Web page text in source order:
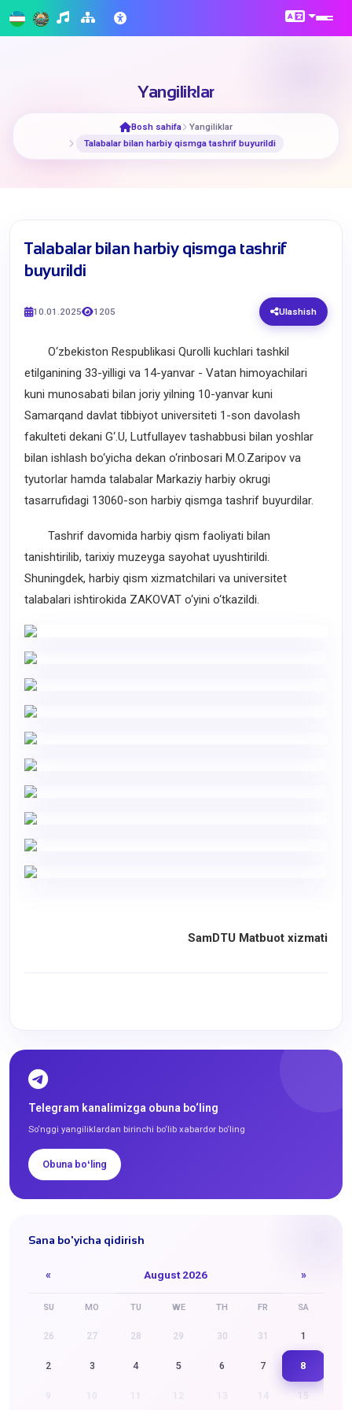
Yangiliklar
Bosh sahifa
Yangiliklar
​Talabalar bilan harbiy qismga tashrif buyurildi
​Talabalar bilan harbiy qismga tashrif
buyurildi
10.01.2025 1205 Ulashish
O‘zbekiston Respublikasi Qurolli kuchlari tashkil
etilganining 33-yilligi va 14-yanvar - Vatan himoyachilari
kuni munosabati bilan joriy yilning 10-yanvar kuni
Samarqand davlat tibbiyot universiteti 1-son davolash
fakulteti dekani G‘.U, Lutfullayev tashabbusi bilan yoshlar
bilan ishlash bo‘yicha dekan o‘rinbosari M.O.Zaripov va
tyutorlar hamda talabalar Markaziy harbiy okrugi
tasarrufidagi 13060-son harbiy qismga tashrif buyurdilar.
Tashrif davomida harbiy qism faoliyati bilan
tanishtirilib, tarixiy muzeyga sayohat uyushtirildi.
Shuningdek, harbiy qism xizmatchilari va universitet
talabalari ishtirokida ZAKOVAT o‘yini o‘tkazildi.
SamDTU Matbuot xizmati
Telegram kanalimizga obuna bo‘ling
So‘nggi yangiliklardan birinchi bo‘lib xabardor bo‘ling
Obuna boʻling
Sana bo'yicha qidirish
« August 2026 »
SU MO TU WE TH FR SA
26 27 28 29 30 31 1
2 3 4 5 6 7 8
15